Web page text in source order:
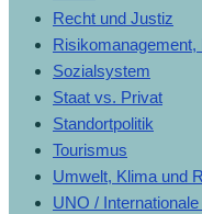
Recht und Justiz
Sozialsystem
Staat vs. Privat
Standortpolitik
Tourismus
Umwelt, Klima und
UNO /